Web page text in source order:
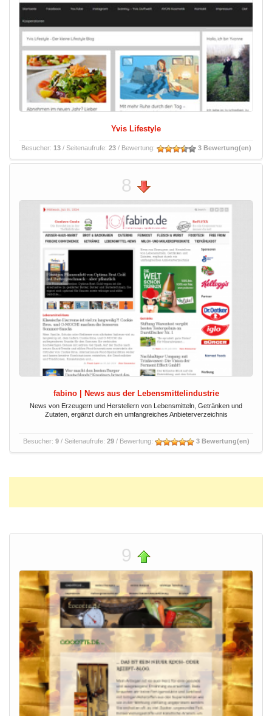
Yvis Lifestyle
Besucher: 13/ Seitenaufrufe: 23/ Bewertung: 3 Bewertung(en)
8
fabino | News aus der Lebensmittelindustrie
News von Erzeugern und Herstellern von Lebensmitteln, Getränken und
Zutaten, ergänzt durch ein umfangreiches Anbieterverzeichnis
Besucher: 9/ Seitenaufrufe: 29/ Bewertung: 3 Bewertung(en)
9